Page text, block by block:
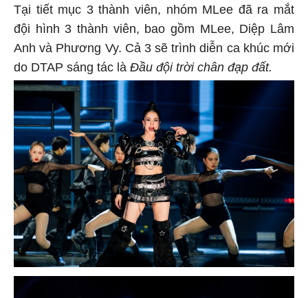
Tại tiết mục 3 thành viên, nhóm MLee đã ra mắt
đội hình 3 thành viên, bao gồm MLee, Diệp Lâm
Anh và Phương Vy. Cả 3 sẽ trình diễn ca khúc mới
do DTAP sáng tác là Đầu đội trời chân đạp đất.